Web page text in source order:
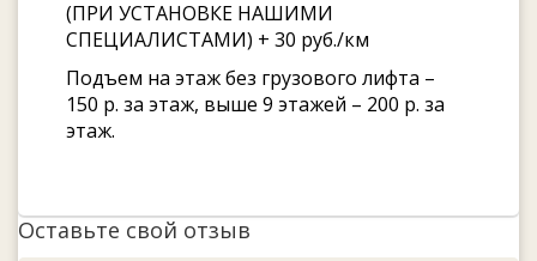
(ПРИ УСТАНОВКЕ НАШИМИ
СПЕЦИАЛИСТАМИ) + 30 руб./км
Подъем на этаж без грузового лифта –
150 р. за этаж, выше 9 этажей – 200 р. за
этаж.
Оставьте свой отзыв